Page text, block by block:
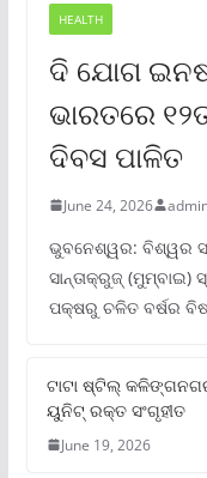
HEALTH
ଦି ଯୋଗ
ଭାରତରେ
ଦିବସ ପାଳିତ
June 24, 2026
ଭୁବନେଶ୍ୱର: ବିଶ୍ୱର
ସାନ୍ତାକ୍ରୁଜ୍
ପକ୍ଷରୁ ଚଳିତ ବର୍ଷର
ଟାଟା ଷ୍ଟିଲ୍‌
ୟୁନିଟ୍‌ ରକ୍ତ ସଂଗୃହୀତ
June 19, 2026